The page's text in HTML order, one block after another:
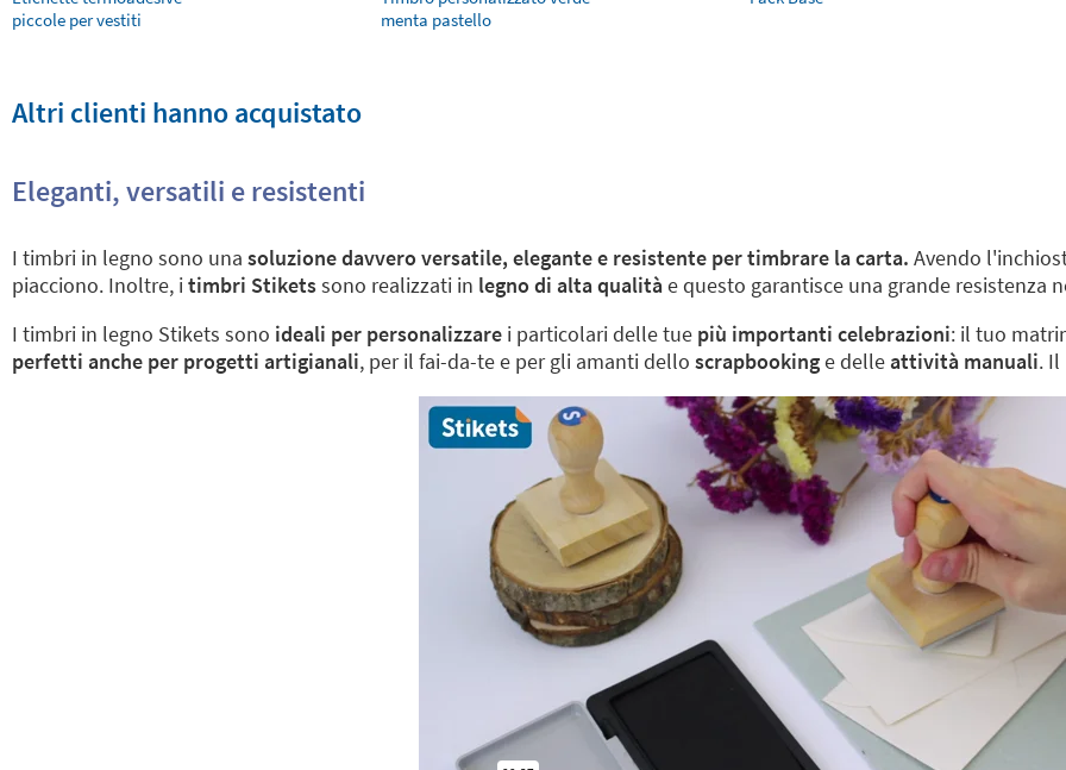
piccole per vestiti
menta pastello
Altri clienti hanno acquistato
Eleganti, versatili e resistenti
I timbri in legno sono una soluzione davvero versatile, elegante e resistente per timbrare la carta. Avendo
piacciono. Inoltre, itimbri Stiketssono realizzati in legno di alta qualitàe questo garantisce una grande resistenza
I timbri in legno Stikets sono ideali per personalizzare i particolari delle tue più importanti celebrazioni: il tuo
perfetti anche per progetti artigianali, per il fai-da-te e per gli amanti dello scrapbookinge delleattività manuali.